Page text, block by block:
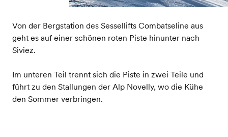
Von der Bergstation des Sessellifts Combatseline aus
geht es auf einer schönen roten Piste hinunter nach
Siviez.
Im unteren Teil trennt sich die Piste in zwei Teile und
führt zu den Stallungen der Alp Novelly, wo die Kühe
den Sommer verbringen.